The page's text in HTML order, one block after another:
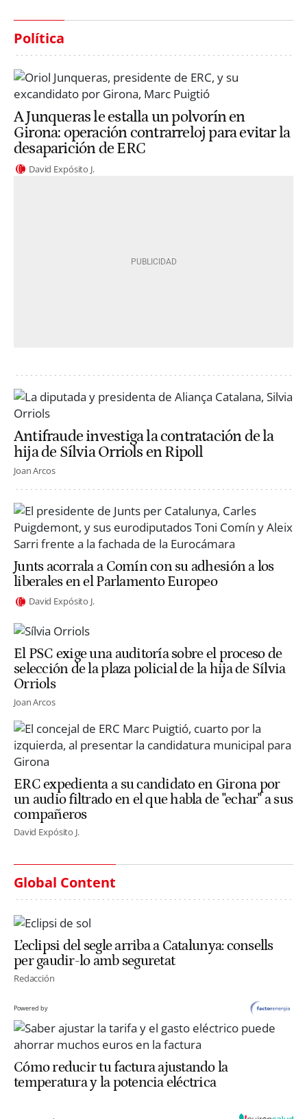
Política
A Junqueras le estalla un polvorín en
Girona: operación contrarreloj para evitar la
desaparición de ERC
David Expósito J.
Antifraude investiga la contratación de la
hija de Sílvia Orriols en Ripoll
Joan Arcos
Junts acorrala a Comín con su adhesión a los
liberales en el Parlamento Europeo
David Expósito J.
El PSC exige una auditoría sobre el proceso de
selección de la plaza policial de la hija de Sílvia
Orriols
Joan Arcos
ERC expedienta a su candidato en Girona por
un audio filtrado en el que habla de "echar" a sus
compañeros
David Expósito J.
Global Content
L’eclipsi del segle arriba a Catalunya: consells
per gaudir-lo amb seguretat
Redacción
Powered by
Cómo reducir tu factura ajustando la
temperatura y la potencia eléctrica